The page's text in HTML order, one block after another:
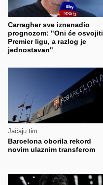
Carragher sve iznenadio
prognozom: "Oni će osvojiti
Premier ligu, a razlog je
jednostavan"
Jačaju tim
Barcelona oborila rekord
novim ulaznim transferom